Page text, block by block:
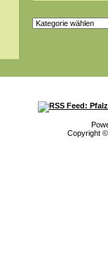
Copyright